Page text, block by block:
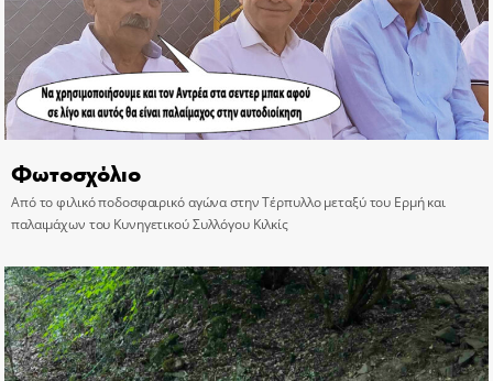
Φωτοσχόλιο
Από το φιλικό ποδοσφαιρικό αγώνα στην Τέρπυλλο μεταξύ του Ερμή και
παλαιμάχων του Κυνηγετικού Συλλόγου Κιλκίς